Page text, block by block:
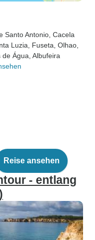
Santo Antonio , Cacela
Luzia , Fuseta , Olhao
de Água , Albufeira
Reise ansehen
- entlang